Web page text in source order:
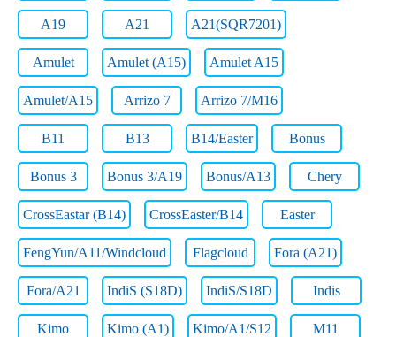
A19 A21 A21(SQR7201)
Amulet Amulet (A15) Amulet A15
Amulet/A15 Arrizo 7 Arrizo 7/M16
B11 B13 B14/Easter Bonus
Bonus 3 Bonus 3/A19 Bonus/A13 Chery
CrossEastar (B14) CrossEaster/B14 Easter
FengYun/A11/Windcloud Flagcloud Fora (A21)
Fora/A21 IndiS (S18D) IndiS/S18D Indis
Kimo Kimo (A1) Kimo/A1/S12 M11